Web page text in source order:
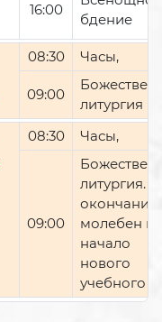
16:00
бдение
08:30 Часы,
09:00
литургия
08:30 Часы,
09:00
литургия.
окончании
молебен
начало
нового
учебного